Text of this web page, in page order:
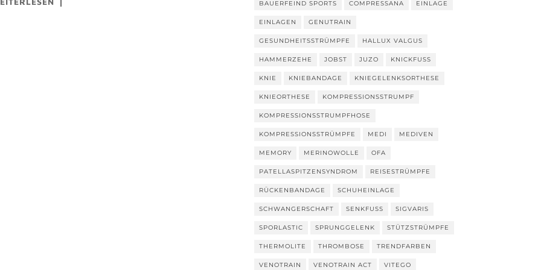
BAUERFEIND SPORTS COMPRESSANA EINLAGE
EINLAGEN GENUTRAIN
GESUNDHEITSSTRÜMPFE HALLUX VALGUS
HAMMERZEHE JOBST JUZO KNICKFUSS
KNIE KNIEBANDAGE KNIEGELENKSORTHESE
KNIEORTHESE KOMPRESSIONSSTRUMPF
KOMPRESSIONSSTRUMPFHOSE
KOMPRESSIONSSTRÜMPFE MEDI MEDIVEN
MEMORY MERINOWOLLE OFA
PATELLASPITZENSYNDROM REISESTRÜMPFE
RÜCKENBANDAGE SCHUHEINLAGE
SCHWANGERSCHAFT SENKFUSS SIGVARIS
SPORLASTIC SPRUNGGELENK STÜTZSTRÜMPFE
THERMOLITE THROMBOSE TRENDFARBEN
VENOTRAIN VENOTRAIN ACT VITEGO